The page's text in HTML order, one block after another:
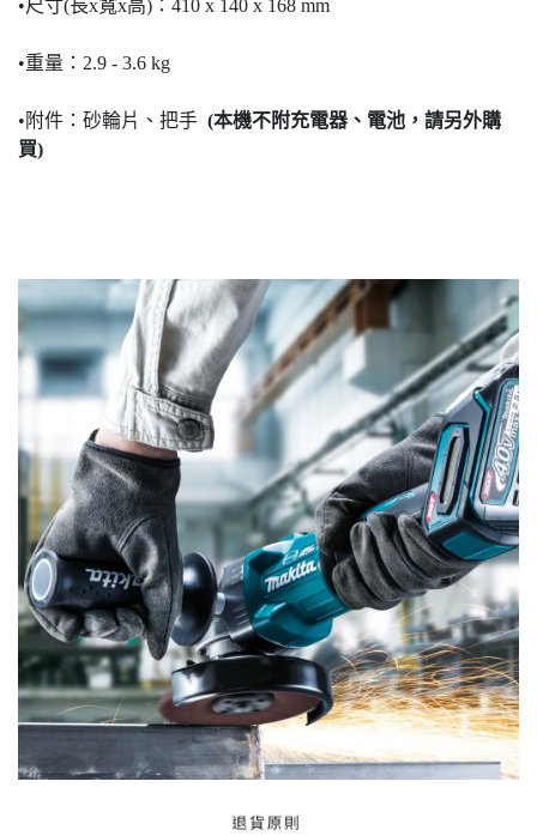
•尺寸(長x寬x高)：410 x 140 x 168 mm
•重量：2.9 - 3.6 kg
•附件：砂輪片、把手 (本機不附充電器、電池，請另外購
買)